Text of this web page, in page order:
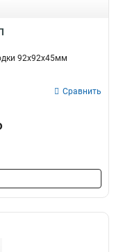
92х92х45мм
Сравнить